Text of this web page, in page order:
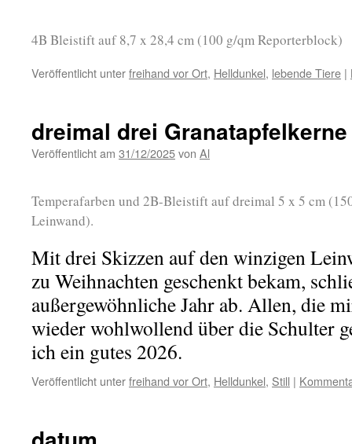
4B Bleistift auf 8,7 x 28,4 cm (100 g/qm Reporterblock)
Veröffentlicht unterfreihand vor Ort, Helldunkel, lebende Tiere |
dreimal drei Granatapfelkerne
Veröffentlicht am 31/12/2025von Al
Temperafarben und 2B-Bleistift auf dreimal 5 x 5 cm
Leinwand).
Mit drei Skizzen auf den winzigen
zu Weihnachten geschenkt bekam,
außergewöhnliche Jahr ab. Allen, die
wieder wohlwollend über die Schulter
ich ein gutes 2026.
Veröffentlicht unterfreihand vor Ort, Helldunkel, Still |